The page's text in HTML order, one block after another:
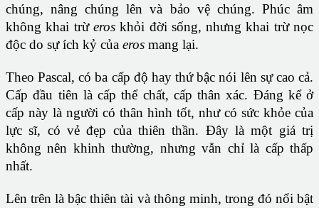
chúng, nâng chúng lên và bảo vệ chúng. Phúc âm
không khai trừ eroskhỏi đời sống, nhưng khai trừ nọc
độc do sự ích kỷ của eros mang lại.
Theo Pascal, có ba cấp độ hay thứ bậc nói lên sự cao cả.
Cấp đầu tiên là cấp thể chất, cấp thân xác. Đáng kể ở
cấp này là người có thân hình tốt, như có sức khỏe của
lực sĩ, có vẻ đẹp của thiên thần. Đây là một giá trị
không nên khinh thường, nhưng vẫn chỉ là cấp thấp
nhất.
Lên trên là bậc thiên tài và thông minh, trong đó nổi bật